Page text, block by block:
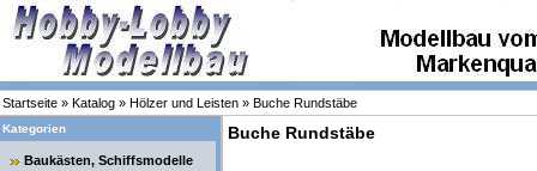
Startseite » Katalog » Hölzer und Leisten » Buche Rundstäbe
Kategorien
Baukästen, Schiffsmodelle
Buche Rundstäbe